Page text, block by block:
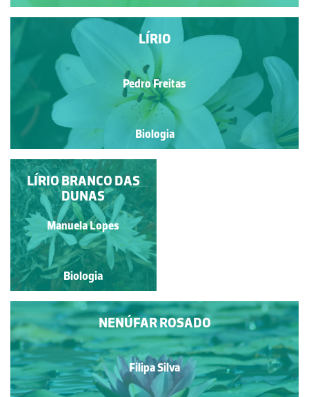
LÍRIO
Pedro Freitas
Biologia
LÍRIO
Pedro Freitas
Biologia
LÍRIO BRANCO DAS
DUNAS
Manuela Lopes
Biologia
NENÚFAR ROSADO
Filipa Silva